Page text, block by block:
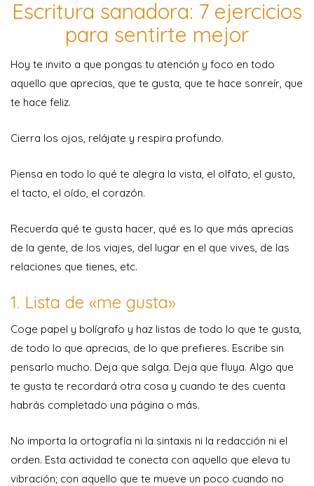
Escritura sanadora: 7 ejercicios
para sentirte mejor
Hoy te invito a que pongas tu atención y foco en todo
aquello que aprecias, que te gusta, que te hace sonreír, que
te hace feliz.
Cierra los ojos, relájate y respira profundo.
Piensa en todo lo qué te alegra la vista, el olfato, el gusto,
el tacto, el oído, el corazón.
Recuerda qué te gusta hacer, qué es lo que más aprecias
de la gente, de los viajes, del lugar en el que vives, de las
relaciones que tienes, etc.
1. Lista de «me gusta»
Coge papel y bolígrafo y haz listas de todo lo que te gusta,
de todo lo que aprecias, de lo que prefieres. Escribe sin
pensarlo mucho. Deja que salga. Deja que fluya. Algo que
te gusta te recordará otra cosa y cuando te des cuenta
habrás completado una página o más.
No importa la ortografía ni la sintaxis ni la redacción ni el
orden. Esta actividad te conecta con aquello que eleva tu
vibración; con aquello que te mueve un poco cuando no